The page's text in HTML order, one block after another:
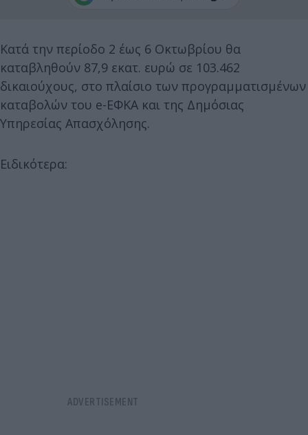
Κατά την περίοδο 2 έως 6 Οκτωβρίου θα
καταβληθούν 87,9 εκατ. ευρώ σε 103.462
δικαιούχους, στο πλαίσιο των προγραμματισμένων
καταβολών του e-ΕΦΚΑ και της Δημόσιας
Υπηρεσίας Απασχόλησης.
Ειδικότερα: